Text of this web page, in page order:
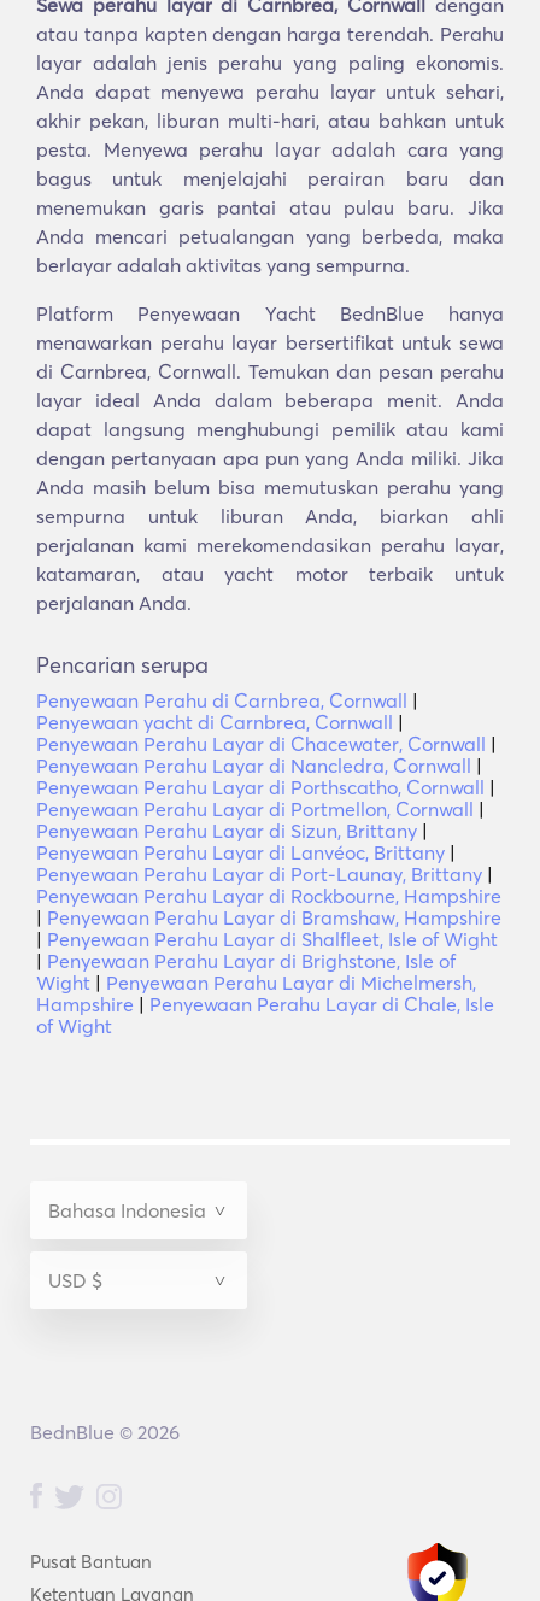
Sewa perahu layar di Carnbrea, Cornwall dengan
atau tanpa kapten dengan harga terendah. Perahu
layar adalah jenis perahu yang paling ekonomis.
Anda dapat menyewa perahu layar untuk sehari,
akhir pekan, liburan multi-hari, atau bahkan untuk
pesta. Menyewa perahu layar adalah cara yang
bagus untuk menjelajahi perairan baru dan
menemukan garis pantai atau pulau baru. Jika
Anda mencari petualangan yang berbeda, maka
berlayar adalah aktivitas yang sempurna.
Platform Penyewaan Yacht BednBlue hanya
menawarkan perahu layar bersertifikat untuk sewa
di Carnbrea, Cornwall. Temukan dan pesan perahu
layar ideal Anda dalam beberapa menit. Anda
dapat langsung menghubungi pemilik atau kami
dengan pertanyaan apa pun yang Anda miliki. Jika
Anda masih belum bisa memutuskan perahu yang
sempurna untuk liburan Anda, biarkan ahli
perjalanan kami merekomendasikan perahu layar,
katamaran, atau yacht motor terbaik untuk
perjalanan Anda.
Pencarian serupa
Penyewaan Perahu di Carnbrea, Cornwall |
Penyewaan yacht di Carnbrea, Cornwall |
Penyewaan Perahu Layar di Chacewater, Cornwall |
Penyewaan Perahu Layar di Nancledra, Cornwall |
Penyewaan Perahu Layar di Porthscatho, Cornwall |
Penyewaan Perahu Layar di Portmellon, Cornwall |
Penyewaan Perahu Layar di Sizun, Brittany |
Penyewaan Perahu Layar di Lanvéoc, Brittany |
Penyewaan Perahu Layar di Port-Launay, Brittany |
Penyewaan Perahu Layar di Rockbourne, Hampshire
| Penyewaan Perahu Layar di Bramshaw, Hampshire
| Penyewaan Perahu Layar di Shalfleet, Isle of Wight
| Penyewaan Perahu Layar di Brighstone, Isle of
Wight | Penyewaan Perahu Layar di Michelmersh,
Hampshire | Penyewaan Perahu Layar di Chale, Isle
of Wight
Pusat Bantuan
Ketentuan Layanan
BednBlue © 2026